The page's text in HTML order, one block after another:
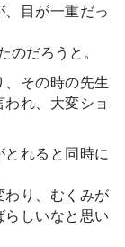
目が一重だっ
だろうと。
その時の先生
れ、大変ショ
れると同時に
り、むくみが
しいなと思い